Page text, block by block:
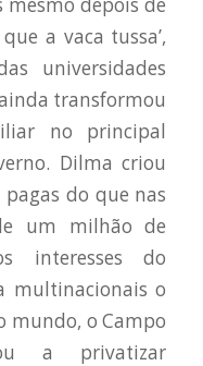
a vaca tussa’,
universidades
transformou
no principal
Dilma criou
do que nas
um milhão de
interesses do
multinacionais o
mundo, o Campo
a privatizar